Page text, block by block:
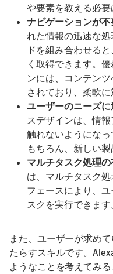
や要素を教える必要
ナビゲーションが不
れた情報の迅速な
ドを組み合わせる
く取得できます。
ンには、コンテン
されており、柔軟に
ユーザーのニーズに
スデザインは、情
触れないようにな
もちろん、新しい
マルチタスク処理の
は、マルチタスク
フェースにより、
スクを実行できます
また、ユーザーが求め
たらすスキルです。
ようなことを考えてみる